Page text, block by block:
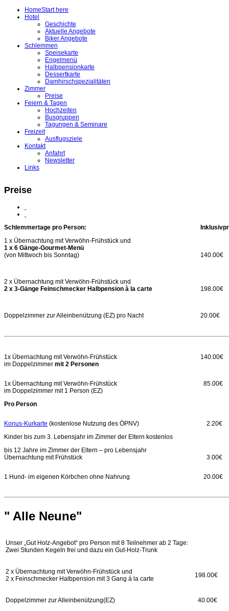
HomeStart here
Hotel
Geschichte
Aktuelle Angebote
Biker Angebote
Schlemmen
Speisekarte
Engelmenü
Halbpensionkarte
Dessertkarte
Damhirschspezialitäten
Zimmer
Preise
Feiern & Tagen
Hochzeiten
Busgruppen
Tagungen & Seminare
Freizeit
Ausflugsziele
Kontakt
Anfahrt
Newsletter
Links
Preise
Schlemmertage pro Person:
1 x Übernachtung mit Verwöhn-Frühstück und
1 x 6 Gänge-Gourmet-Menü
(von Mittwoch bis Sonntag)
140.00€
2 x Übernachtung mit Verwöhn-Frühstück und
2 x 3-Gänge Feinschmecker Halbpension à la carte
198.00€
Doppelzimmer zur Alleinbenützung (EZ) pro Nacht 20.00€
1x Übernachtung mit Verwöhn-Frühstück
im Doppelzimmer mit 2 Personen
140.00€
1x Übernachtung mit Verwöhn-Frühstück
im Doppelzimmer mit 1 Person (EZ)
Pro Person
85.00€
Konus-Kurkarte (kostenlose Nutzung des ÖPNV)
Kinder bis zum 3. Lebensjahr im Zimmer der Eltern kostenlos
bis 12 Jahre im Zimmer der Eltern – pro Lebensjahr
Übernachtung mit Frühstück
2.20€
3.00€
1 Hund- im eigenen Körbchen ohne Nahrung 20.00€
" Alle Neune"
Unser „Gut Holz-Angebot“ pro Person mit 8 Teilnehmer ab 2 Tage:
Zwei Stunden Kegeln frei und dazu ein Gut-Holz-Trunk
2 x Übernachtung mitVerwöhn-Frühstück und
2 x Feinschmecker Halbpension mit 3 Gang à la carte
198.00€
Doppelzimmer zur Alleinbenützung(EZ) 40.00€